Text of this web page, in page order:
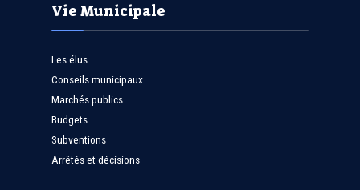
Vie Municipale
Les élus
Conseils municipaux
Marchés publics
Budgets
Subventions
Arrêtés et décisions